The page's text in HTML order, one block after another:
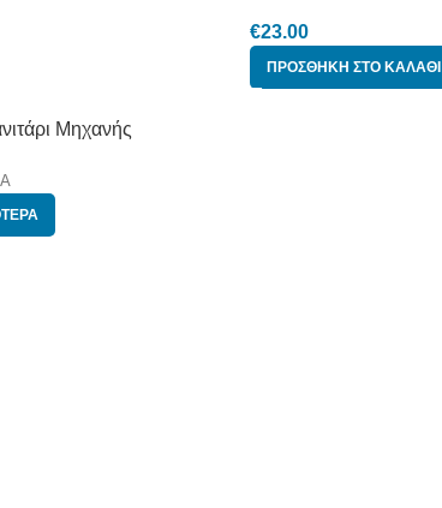
Μηχανής
€23.00
ΠΡΟΣΘΉΚΗ ΣΤΟ ΚΑΛΆΘΙ